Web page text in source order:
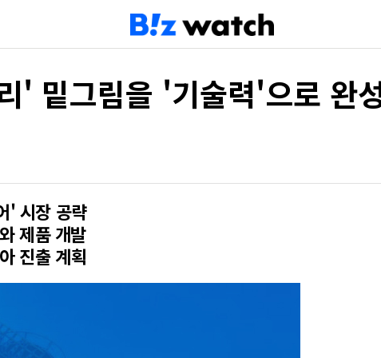
' 밑그림을 '기술력'으로 완
' 시장 공략
제품 개발
진출 계획